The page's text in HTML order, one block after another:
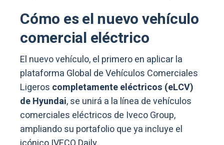
Cómo es el nuevo vehículo
comercial eléctrico
El nuevo vehículo, el primero en aplicar la
plataforma Global de Vehículos Comerciales
Ligeros completamente eléctricos (eLCV)
de Hyundai, se unirá a la línea de vehículos
comerciales eléctricos de Iveco Group,
ampliando su portafolio que ya incluye el